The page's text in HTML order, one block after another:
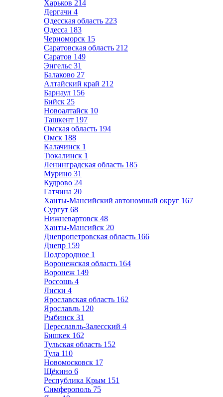
Харьков 214
Дергачи 4
Одесская область 223
Одесса 183
Черноморск 15
Саратовская область 212
Саратов 149
Энгельс 31
Балаково 27
Алтайский край 212
Барнаул 156
Бийск 25
Новоалтайск 10
Ташкент 197
Омская область 194
Омск 188
Калачинск 1
Тюкалинск 1
Ленинградская область 185
Мурино 31
Кудрово 24
Гатчина 20
Ханты-Мансийский автономный округ 167
Сургут 68
Нижневартовск 48
Ханты-Мансийск 20
Днепропетровская область 166
Днепр 159
Подгородное 1
Воронежская область 164
Воронеж 149
Россошь 4
Лиски 4
Ярославская область 162
Ярославль 120
Рыбинск 31
Переславль-Залесский 4
Бишкек 162
Тульская область 152
Тула 110
Новомосковск 17
Щёкино 6
Республика Крым 151
Симферополь 75